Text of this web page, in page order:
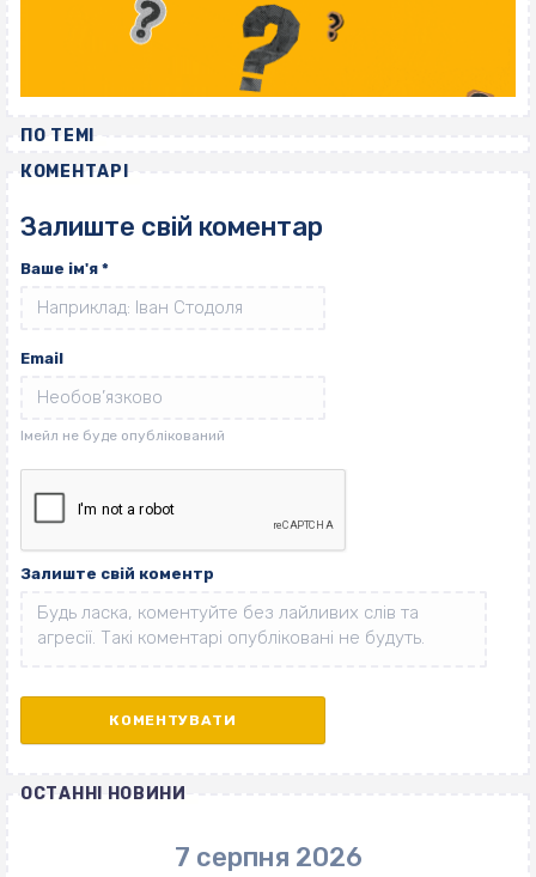
ПО ТЕМІ
КОМЕНТАРІ
Залиште свій коментар
Ваше ім'я *
Email
Залиште свій коментр
ОСТАННІ НОВИНИ
7 серпня 2026